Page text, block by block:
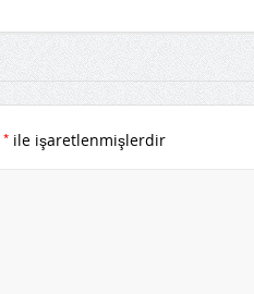
* ile işaretlenmişlerdir